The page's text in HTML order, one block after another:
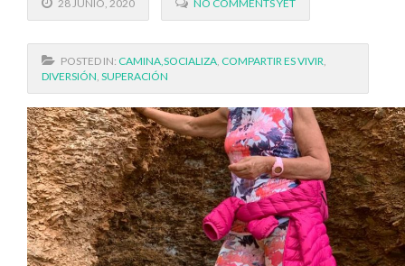
28 JUNIO, 2020 NO COMMENTS YET
POSTED IN: CAMINA,SOCIALIZA, COMPARTIR ES VIVIR,
DIVERSIÓN, SUPERACIÓN